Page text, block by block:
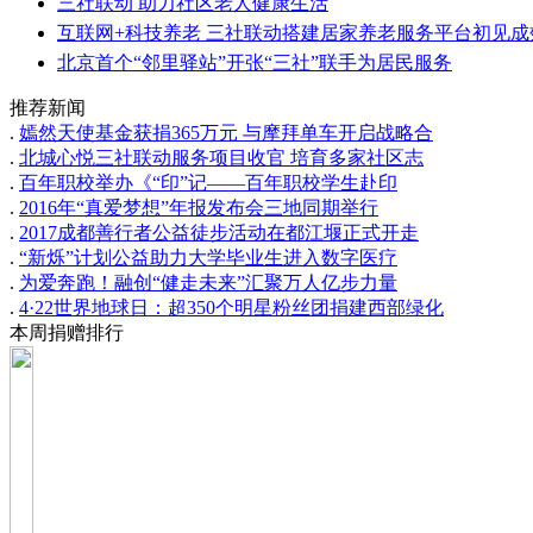
互联网+科技养老 三社联动搭建居家养老服务平台初见成
北京首个“邻里驿站”开张“三社”联手为居民服务
推荐新闻
. 嫣然天使基金获捐365万元 与摩拜单车开启战略合
. 北城心悦三社联动服务项目收官 培育多家社区志
. 百年职校举办《“印”记——百年职校学生赴印
. 2016年“真爱梦想”年报发布会三地同期举行
. 2017成都善行者公益徒步活动在都江堰正式开走
. “新烁”计划公益助力大学毕业生进入数字医疗
. 为爱奔跑！融创“健走未来”汇聚万人亿步力量
. 4·22世界地球日：超350个明星粉丝团捐建西部绿化
本周捐赠排行